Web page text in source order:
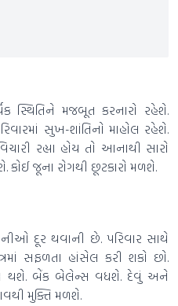
સ્થિતિને મજબૂત કરનારો રહેશે.
સુખ-શાંતિનો માહોલ રહેશે.
રહ્યા હોય તો આનાથી સારો
કોઈ જૂના રોગથી છૂટકારો મળશે.
દૂર થવાની છે. પરિવાર સાથે
સફળતા હાંસેલ કરી શકો છો.
થશે. બેંક બેલેન્સ વધશે. દેવું અને
મુક્તિ મળશે.